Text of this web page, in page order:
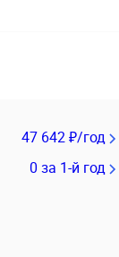
47 642 ₽/год
0 за 1-й год